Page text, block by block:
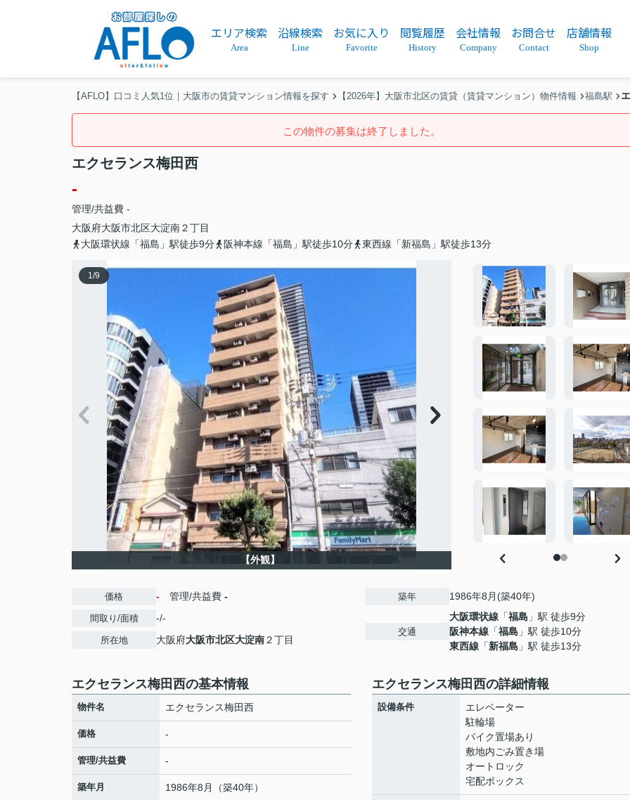
エリア検索
Area
沿線検索
Line
お気に入り
Favorite
閲覧履歴
History
会社情報
Company
お問合せ
Contact
店舗情報
Shop
【AFLO】口コミ人気1位｜大阪市の賃貸マンション情報を探す 【2026年】大阪市北区の賃貸（賃貸マンション）物件情報 福島駅
この物件の募集は終了しました。
エクセランス梅田西
-
管理/共益費 -
大阪府大阪市北区大淀南２丁目
大阪環状線「福島」駅徒歩9分
阪神本線「福島」駅徒歩10分 東西線「新福島」駅徒歩13分
1/9
【外観】
価格 - 管理/共益費 -
間取り/面積 -/-
所在地 大阪府大阪市北区大淀南２丁目
築年 1986年8月(築40年)
交通
大阪環状線 「福島 」駅 徒歩9分
阪神本線 「福島 」駅 徒歩10分
東西線 「新福島 」駅 徒歩13分
エクセランス梅田西の基本情報
物件名 エクセランス梅田西
価格 -
管理/共益費 -
築年月 1986年8月（築40年）
エクセランス梅田西の詳細情報
設備条件
エレベーター
駐輪場
バイク置場あり
敷地内ごみ置き場
オートロック
宅配ボックス